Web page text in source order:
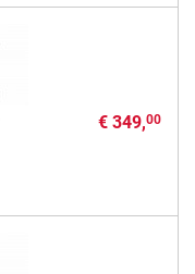
€ 349,00